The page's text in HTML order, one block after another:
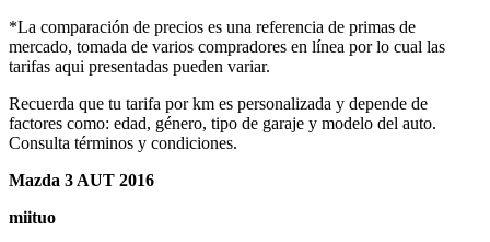
*La comparación de precios es una referencia de primas de
mercado, tomada de varios compradores en línea por lo cual las
tarifas aqui presentadas pueden variar.
Recuerda que tu tarifa por km es personalizada y depende de
factores como: edad, género, tipo de garaje y modelo del auto.
Consulta términos y condiciones.
Mazda 3 AUT 2016
miituo